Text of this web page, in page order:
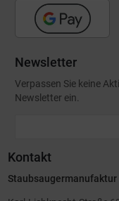
Newsletter
Verpassen Sie keine
Newsletter ein.
Kontakt
Staubsaugermanufaktur